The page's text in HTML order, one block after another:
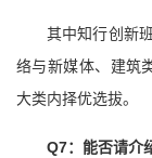
其中知行创新
络与新媒体、建筑
大类内择优选拔。
Q7：能否请介